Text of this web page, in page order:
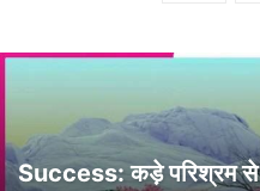
Success: कड़े परिश्रम से